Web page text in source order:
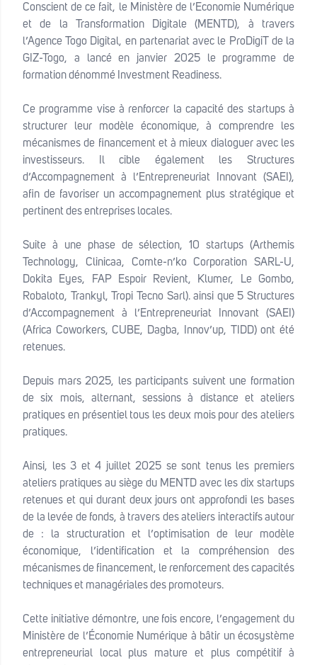
Conscient de ce fait, le Ministère de l’Economie Numérique
et de la Transformation Digitale (MENTD), à travers
l’Agence Togo Digital, en partenariat avec le ProDigiT de la
GIZ-Togo, a lancé en janvier 2025 le programme de
formation dénommé Investment Readiness.
Ce programme vise à renforcer la capacité des startups à
structurer leur modèle économique, à comprendre les
mécanismes de financement et à mieux dialoguer avec les
investisseurs. Il cible également les Structures
d’Accompagnement à l’Entrepreneuriat Innovant (SAEI),
afin de favoriser un accompagnement plus stratégique et
pertinent des entreprises locales.
Suite à une phase de sélection, 10 startups (Arthemis
Technology, Clinicaa, Comte-n’ko Corporation SARL-U,
Dokita Eyes, FAP Espoir Revient, Klumer, Le Gombo,
Robaloto, Trankyl, Tropi Tecno Sarl). ainsi que 5 Structures
d’Accompagnement à l’Entrepreneuriat Innovant (SAEI)
(Africa Coworkers, CUBE, Dagba, Innov’up, TIDD) ont été
retenues.
Depuis mars 2025, les participants suivent une formation
de six mois, alternant, sessions à distance et ateliers
pratiques en présentiel tous les deux mois pour des ateliers
pratiques.
Ainsi, les 3 et 4 juillet 2025 se sont tenus les premiers
ateliers pratiques au siège du MENTD avec les dix startups
retenues et qui durant deux jours ont approfondi les bases
de la levée de fonds, à travers des ateliers interactifs autour
de : la structuration et l’optimisation de leur modèle
économique, l’identification et la compréhension des
mécanismes de financement, le renforcement des capacités
techniques et managériales des promoteurs.
Cette initiative démontre, une fois encore, l’engagement du
Ministère de l’Économie Numérique à bâtir un écosystème
entrepreneurial local plus mature et plus compétitif à